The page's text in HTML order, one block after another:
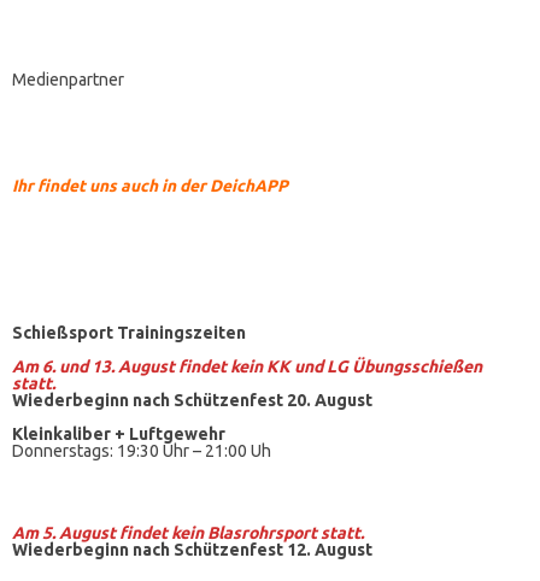
Medienpartner
Ihr findet uns auch in der DeichAPP
Schießsport Trainingszeiten
Am 6. und 13. August findet kein KK und LG Übungsschießen
statt.
Wiederbeginn nach Schützenfest 20. August
Kleinkaliber + Luftgewehr
Donnerstags: 19:30 Uhr – 21:00 Uh
Am 5. August findet keinBlasrohrsport statt.
Wiederbeginn nach Schützenfest 12. August